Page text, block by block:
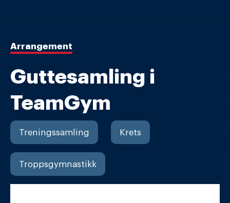
Arrangement
Guttesamling i
TeamGym
Treningssamling Krets
Troppsgymnastikk